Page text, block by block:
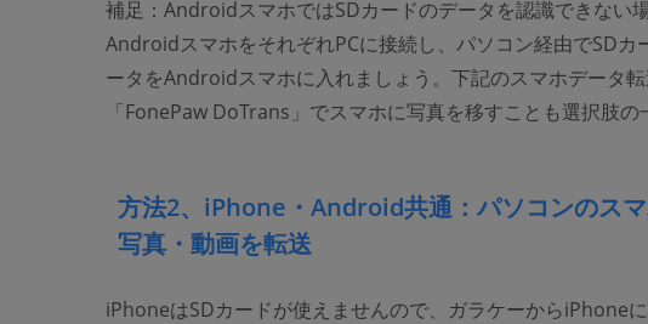
補足：AndroidスマホではSDカードのデータを認識できない
AndroidスマホをそれぞれPCに接続し、パソコン経由でSDカ
ータをAndroidスマホに入れましょう。下記のスマホデータ転
「FonePaw DoTrans」でスマホに写真を移すことも選択肢の
方法2、iPhone・Android共通：パソコンのス
写真・動画を転送
iPhoneはSDカードが使えませんので、ガラケーからiPhone